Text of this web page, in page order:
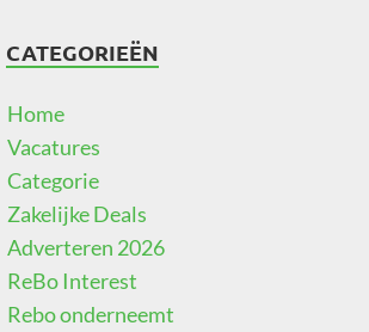
CATEGORIEËN
Home
Vacatures
Categorie
Zakelijke Deals
Adverteren 2026
ReBo Interest
Rebo onderneemt